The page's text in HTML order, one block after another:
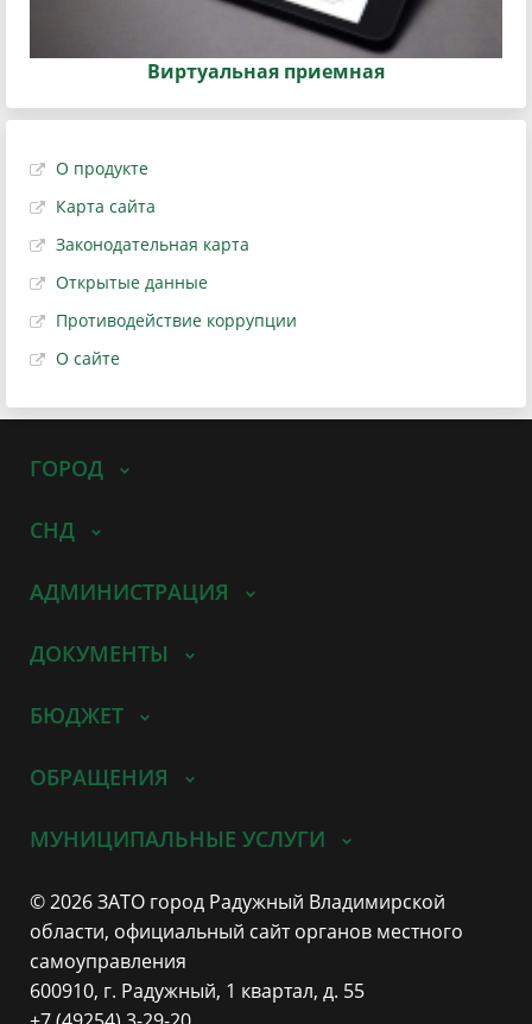
Виртуальная приемная
О продукте
Карта сайта
Законодательная карта
Открытые данные
Противодействие коррупции
О сайте
ГОРОД
СНД
АДМИНИСТРАЦИЯ
ДОКУМЕНТЫ
БЮДЖЕТ
ОБРАЩЕНИЯ
МУНИЦИПАЛЬНЫЕ УСЛУГИ
© 2026 ЗАТО город Радужный Владимирской
области, официальный сайт органов местного
самоуправления
600910, г. Радужный, 1 квартал, д. 55